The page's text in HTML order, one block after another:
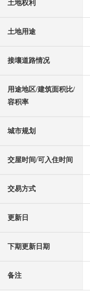
土地权利
土地用途
接壤道路情况
用途地区/建筑面积比/
容积率
城市规划
交屋时间/可入住时间
交易方式
更新日
下期更新日期
备注